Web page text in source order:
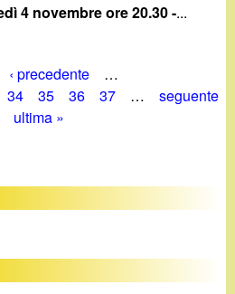
4 novembre ore 20.30 -...
‹ precedente
…
34 35 36 37 …
seguente
ultima »